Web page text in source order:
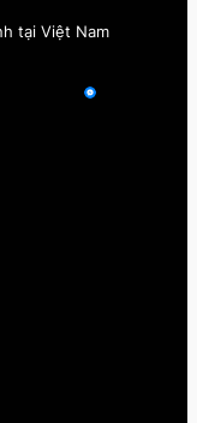
tại Việt Nam